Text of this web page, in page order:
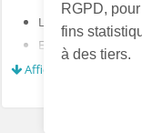
RGPD,
fins
à des tiers.
🔹 Ma signature
Une approche qui allie
Parce que vendre
Logements vides
Espaces mal
Biens en attente
Afficher plus...